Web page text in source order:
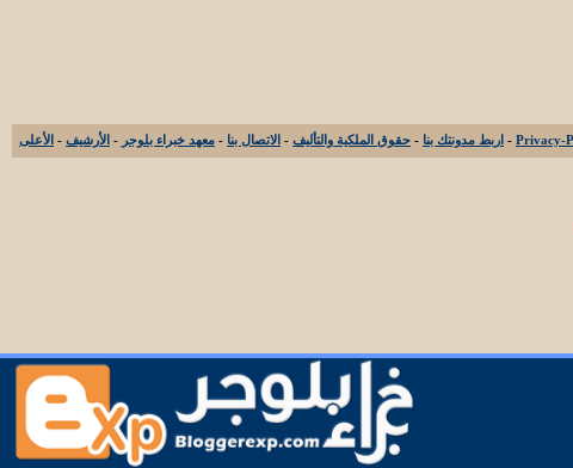
- اربط مدونتك بنا - حقوق الملكية والتأليف - الاتصال بنا - معهد خبراء بلوجر - الأرشيف - الأعلى